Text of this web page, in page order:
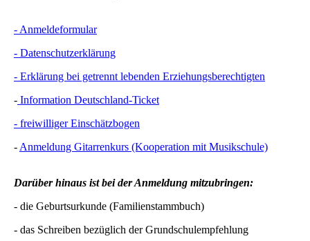
- Anmeldeformular
- Datenschutzerklärung
- Erklärung bei getrennt lebenden Erziehungsberechtigten
- Information Deutschland-Ticket
- freiwilliger Einschätzbogen
- Anmeldung Gitarrenkurs (Kooperation mit Musikschule)
Darüber hinaus ist bei der Anmeldung mitzubringen:
- die Geburtsurkunde (Familienstammbuch)
- das Schreiben bezüglich der Grundschulempfehlung